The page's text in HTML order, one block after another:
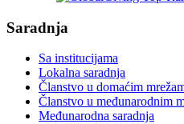
Saradnja
Sa institucijama
Lokalna saradnja
Članstvo u domaćim
Članstvo u međunarodnim
Međunarodna saradnja